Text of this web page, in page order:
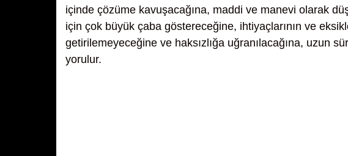
içinde çözüme kavuşacağına, maddi ve manevi olarak
için çok büyük çaba göstereceğine, ihtiyaçlarının ve
getirilemeyeceğine ve haksızlığa uğranılacağına, uzun
yorulur.